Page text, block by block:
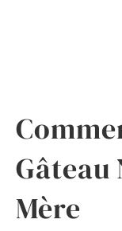
Gâteau
Mère